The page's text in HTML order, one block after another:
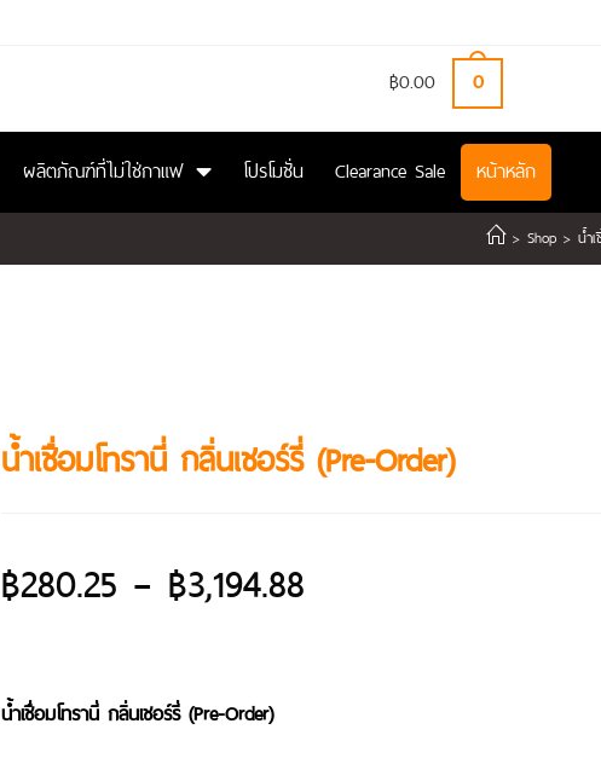
฿0.00 0
ผลิตภัณฑ์ที่ไม่ใช่กาแฟ โปรโมชั่น Clearance Sale หน้าหลัก
> Shop > นํ้า
นํ้าเชื่อมโทรานี่ กลิ่นเชอร์รี่ (Pre-Order)
฿280.25 – ฿3,194.88
น้ำเชื่อมโทรานี่ กลิ่นเชอร์รี่ (Pre-Order)